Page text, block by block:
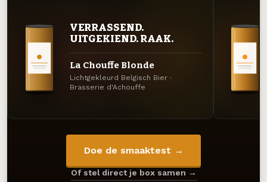
VERRASSEND.
UITGEKIEND. RAAK.
La Chouffe Blonde
Lichtgekleurd Belgisch Bier ·
Brasserie d'Achouffe
Doe de smaaktest →
Of stel direct je box samen →